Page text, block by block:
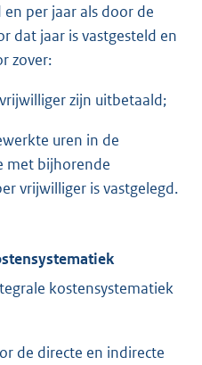
per jaar als door de
dat jaar is vastgesteld en
zover:
zijn uitbetaald;
uren in de
met bijhorende
vrijwilliger is vastgelegd.
kostensystematiek
de directe en indirecte